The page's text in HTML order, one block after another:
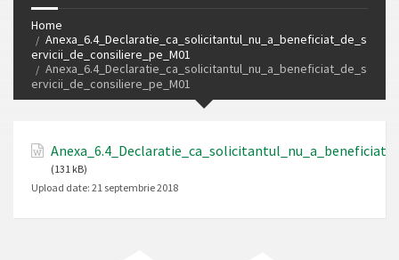
Home
Anexa_6.4_Declaratie_ca_solicitantul_nu_a_beneficiat_de_s
ervicii_de_consiliere_pe_M01
Anexa_6.4_Declaratie_ca_solicitantul_nu_a_beneficiat_de_s
ervicii_de_consiliere_pe_M01
(131 kB)
Upload date: 21 septembrie 2018